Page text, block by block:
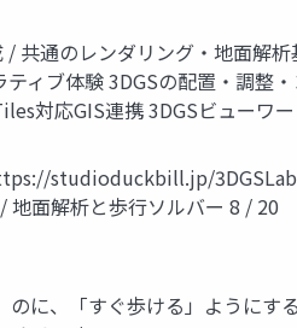
共通のレンダリング・地面
ブ体験 3DGSの配置・調整
対応GIS連携 3DGSビュー
studioduckbill.jp/
面解析と歩行ソルバー 8 / 20
に、「すぐ歩ける」ようにす